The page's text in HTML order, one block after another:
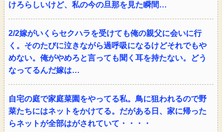
けろらしいけど、私の今の旦那を見た瞬間…
2/2嫁がいくらセクハラを受けても俺の親父に会いに行
く。そのたびに泣きながら過呼吸になるけどそれでもや
めない。俺がやめろと言っても聞く耳を持たない。どう
なってるんだ嫁は…
自宅の庭で家庭菜園をやってる私。鳥に狙われるので野
菜たちにはネットをかけてる。だがある日、家に帰った
らネットが全部はがされていて・・・・